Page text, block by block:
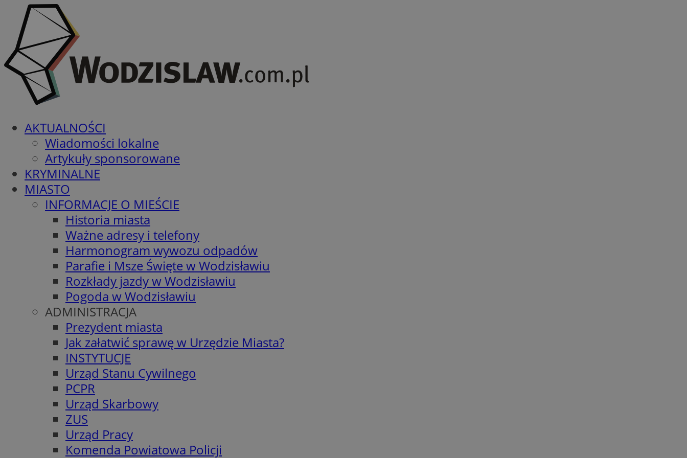
AKTUALNOŚCI
Wiadomości lokalne
Artykuły sponsorowane
KRYMINALNE
MIASTO
INFORMACJE O MIEŚCIE
Historia miasta
Ważne adresy i telefony
Harmonogram wywozu odpadów
Parafie i Msze Święte w Wodzisławiu
Rozkłady jazdy w Wodzisławiu
Pogoda w Wodzisławiu
ADMINISTRACJA
Prezydent miasta
Jak załatwić sprawę w Urzędzie Miasta?
INSTYTUCJE
Urząd Stanu Cywilnego
PCPR
Urząd Skarbowy
ZUS
Urząd Pracy
Komenda Powiatowa Policji